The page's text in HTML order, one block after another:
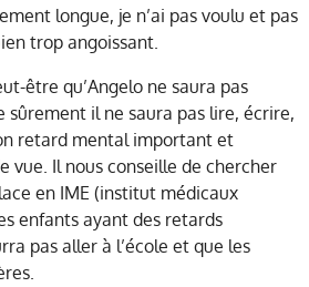
longue, je n’ai pas voulu et pas
trop angoissant.
être qu’Angelo ne saura pas
sûrement il ne saura pas lire, écrire,
retard mental important et
vue. Il nous conseille de chercher
en IME (institut médicaux
enfants ayant des retards
pas aller à l’école et que les